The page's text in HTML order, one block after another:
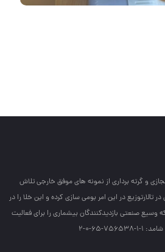
و گرته برداري از نمونه هاي موفق خارجي تلاش
در اين امر بومي سازي كرده و اين خلا را در
وسيع صنعتي بازديدكنندگان بيشماري را براي فعاليت
65-0-2